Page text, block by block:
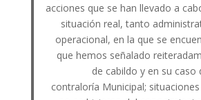
acciones que se han llevado a
situación real, tanto
operacional, en la que se
que hemos señalado
de cabildo y en su caso
contraloría Municipal;